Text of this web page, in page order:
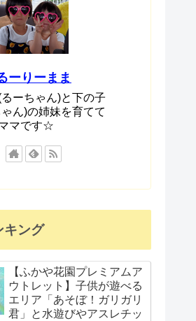
ーりーまま
るーちゃん)と下の子
ん)の姉妹を育てて
マです☆
キング
【ふかや花園プレミアムア
ウトレット】子供が遊べる
エリア「あそぼ！ガリガリ
君」と水遊びやアスレチッ